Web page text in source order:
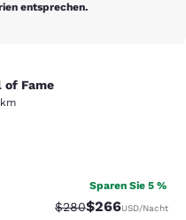
entsprechen.
of Fame
Gut. 922 Bewertungen
Sparen Sie 5 %
Durchgestrichener
$280Vergünstigter
$266USD/Nacht